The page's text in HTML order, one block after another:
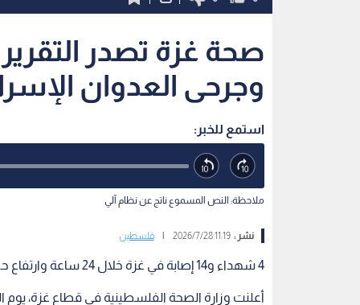
صحة غزة تصدر
وجرحى العدوان
استمع للخبر:
ملاحظة: النص المسموع ناتج عن نظام آلي
نشر :11:19 2026/7/28 فلسطين
4 شهداء و14 إصابة في غزة خلال 24 ساعة وارتفاع حصيلة العدوان إلى 73,333 شهيدا
أعلنت وزارة الصحة الفلسطينية في قطاع غزة، يوم